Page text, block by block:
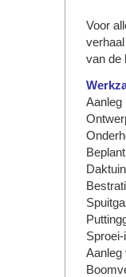
Voor
van de
Aanleg
Aanleg